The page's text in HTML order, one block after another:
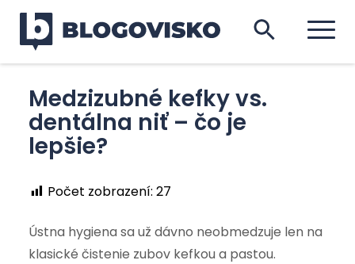
Medzizubné kefky vs.
dentálna niť – čo je
lepšie?
Počet zobrazení: 27
Ústna hygiena sa už dávno neobmedzuje len na
klasické čistenie zubov kefkou a pastou.